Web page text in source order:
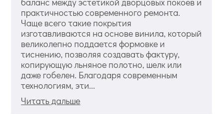
практичностью современного ремонта.
Чаще всего такие покрытия
изготавливаются на основе винила, который
великолепно поддается формовке и
тиснению, позволяя создавать фактуру,
копирующую льняное полотно, шелк или
даже гобелен. Благодаря современным
технологиям, эти...
Читать дальше